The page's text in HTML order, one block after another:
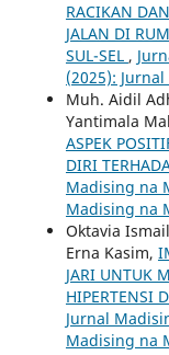
RACIKAN
JALAN DI
SUL-SEL ,
(2025):
Muh. Aidil
Yantimala
ASPEK
DIRI
Madising na
Madising na
Oktavia
Erna Kasim,
JARI UNTUK
HIPERTENSI
Jurnal
Madising na